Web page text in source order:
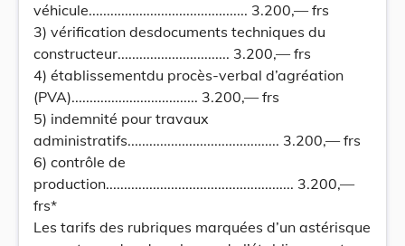
véhicule............................................ 3.200,— frs
3) vérification desdocuments techniques du
constructeur............................... 3.200,— frs
4) établissementdu procès-verbal d’agréation
(PVA)................................... 3.200,— frs
5) indemnité pour travaux
administratifs.......................................... 3.200,— frs
6) contrôle de
production.................................................... 3.200,—
frs*
Les tarifs des rubriques marquées d’un astérisque